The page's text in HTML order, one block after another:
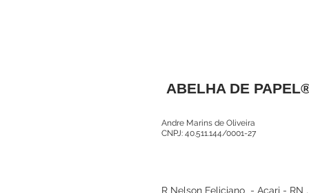
ABELHA DE
Andre Marins de Oliveira
CNPJ: 40.511.144/0001-27
R Nelson Feliciano - Acari - RN